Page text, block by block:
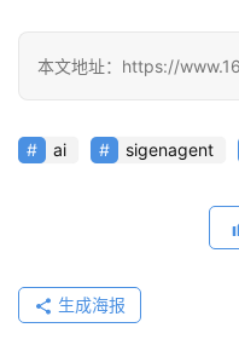
架
本文地址：https://
ai sigenagent
生成海报